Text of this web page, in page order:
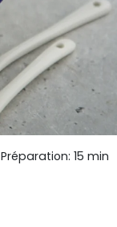
Préparation: 15 min